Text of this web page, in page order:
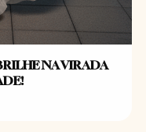
NA VIRADA